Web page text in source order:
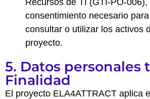
consentimiento necesario
consultar o utilizar los activos
proyecto.
5. Datos personales
Finalidad
El proyecto ELA4ATTRACT aplica